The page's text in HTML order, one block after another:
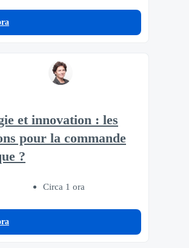
et innovation : les
pour la commande
?
Circa 1 ora